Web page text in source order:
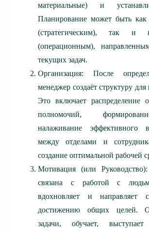
материальные) и
Планирование может быть как
(стратегическим), так и
(операционным),
текущих задач.
Организация: После
менеджер создаёт структуру
Это включает распределение
полномочий,
налаживание эффективного
между отделами и
создание оптимальной рабочей
Мотивация (или
связана с работой с
вдохновляет и направляет
достижению общих целей.
задачи, обучает, выступает